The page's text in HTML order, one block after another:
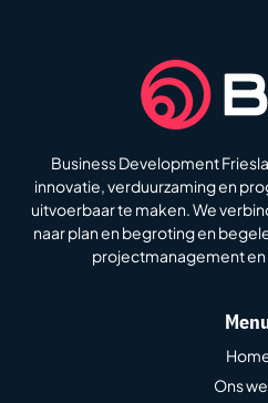
Business Development
innovatie, verduurzaming en
uitvoerbaar te maken. We
naar plan en begroting en
projectmanagement
Ons